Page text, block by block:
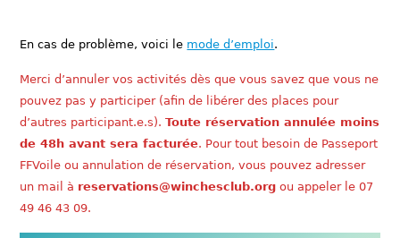
En cas de problème, voici le mode d’emploi.
Merci d’annuler vos activités dès que vous savez que vous ne
pouvez pas y participer (afin de libérer des places pour
d’autres participant.e.s).Toute réservation annulée moins
de 48h avant sera facturée. Pour tout besoin de Passeport
FFVoile ou annulation de réservation, vous pouvez adresser
un mail à reservations@winchesclub.org ou appeler le 07
49 46 43 09.